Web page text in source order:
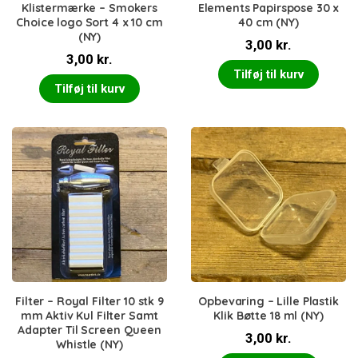
Klistermærke – Smokers
Choice logo Sort 4 x 10 cm
(NY)
3,00 kr.
Tilføj til kurv
Elements Papirspose 30 x
40 cm (NY)
3,00 kr.
Tilføj til kurv
Filter – Royal Filter 10 stk 9
mm Aktiv Kul Filter Samt
Adapter Til Screen Queen
Whistle (NY)
Opbevaring – Lille Plastik
Klik Bøtte 18 ml (NY)
3,00 kr.